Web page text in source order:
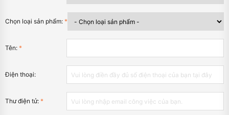
Chọn loại sản phẩm: *
Tên: *
Điện thoại:
Thư điện tử: *